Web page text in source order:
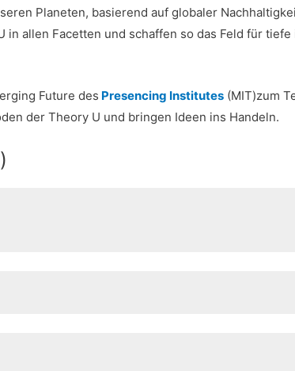
Planeten, basierend auf globaler
allen Facetten und schaffen so das Feld für
Future des Presencing Institutes (MIT)zum
der Theory U und bringen Ideen ins Handeln.